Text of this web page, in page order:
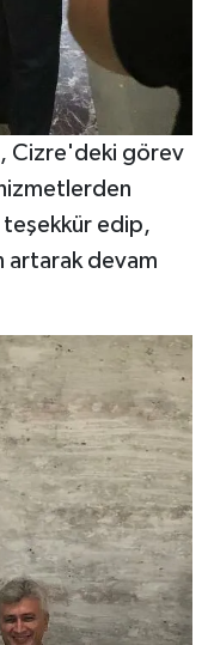
Cizre'deki görev
teşekkür edip,
artarak devam